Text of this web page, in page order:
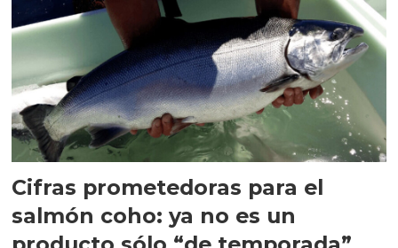
Cifras prometedoras para el
salmón coho: ya no es un